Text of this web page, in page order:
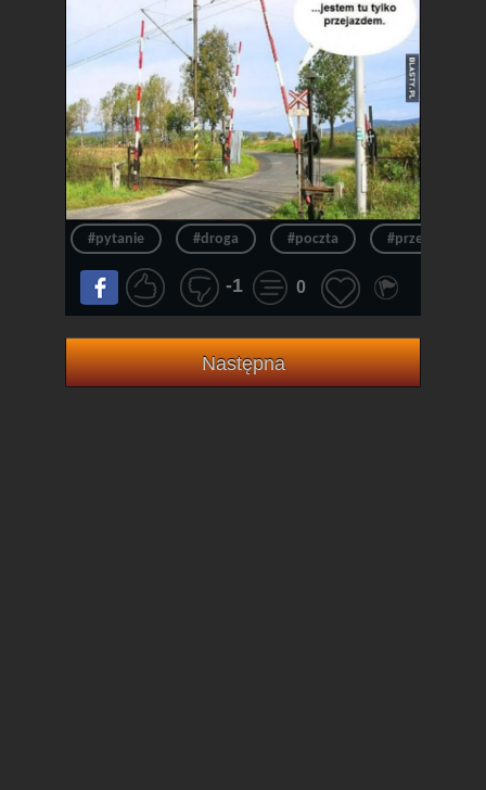
#pytanie #droga #poczta #przepraszam
-1 0
Następna